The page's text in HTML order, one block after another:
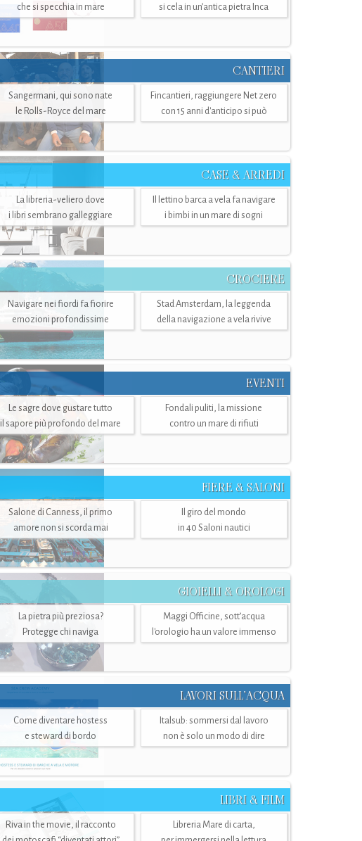
che si specchia in mare
si cela in un’antica pietra Inca
CANTIERI
Sangermani, qui sono nate
le Rolls-Royce del mare
Fincantieri, raggiungere Net zero
con 15 anni d'anticipo si può
CASE & ARREDI
La libreria-veliero dove
i libri sembrano galleggiare
Il lettino barca a vela fa navigare
i bimbi in un mare di sogni
CROCIERE
Navigare nei fiordi fa fiorire
emozioni profondissime
Stad Amsterdam, la leggenda
della navigazione a vela rivive
EVENTI
Le sagre dove gustare tutto
il sapore più profondo del mare
Fondali puliti, la missione
contro un mare di rifiuti
FIERE & SALONI
Salone di Canness, il primo
amore non si scorda mai
Il giro del mondo
in 40 Saloni nautici
GIOIELLI & OROLOGI
La pietra più preziosa?
Protegge chi naviga
Maggi Officine, sott’acqua
l'orologio ha un valore immenso
LAVORI SULL’ACQUA
Come diventare hostess
e steward di bordo
Italsub: sommersi dal lavoro
non è solo un modo di dire
LIBRI & FILM
Riva in the movie, il racconto
Libreria Mare di carta,